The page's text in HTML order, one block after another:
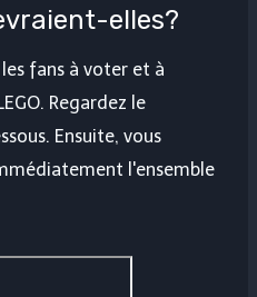
elles?
fans à voter et à
Regardez le
Ensuite, vous
l'ensemble